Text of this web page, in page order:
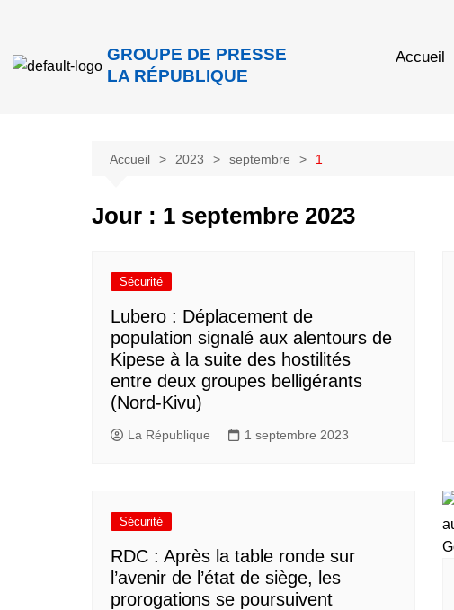
GROUPE DE PRESSE
LA RÉPUBLIQUE
Accueil
Accueil 2023 septembre 1
Jour : 1 septembre 2023
Sécurité
Lubero : Déplacement de
population signalé aux alentours de
Kipese à la suite des hostilités
entre deux groupes belligérants
(Nord-Kivu)
La République 1 septembre 2023
Sécurité
RDC : Après la table ronde sur
l’avenir de l’état de siège, les
prorogations se poursuivent